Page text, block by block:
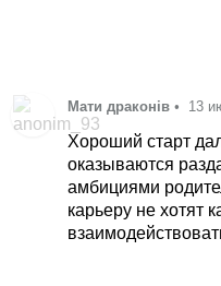
Мати драконів • 13
Хороший старт
оказываются
амбициями
карьеру не хотят